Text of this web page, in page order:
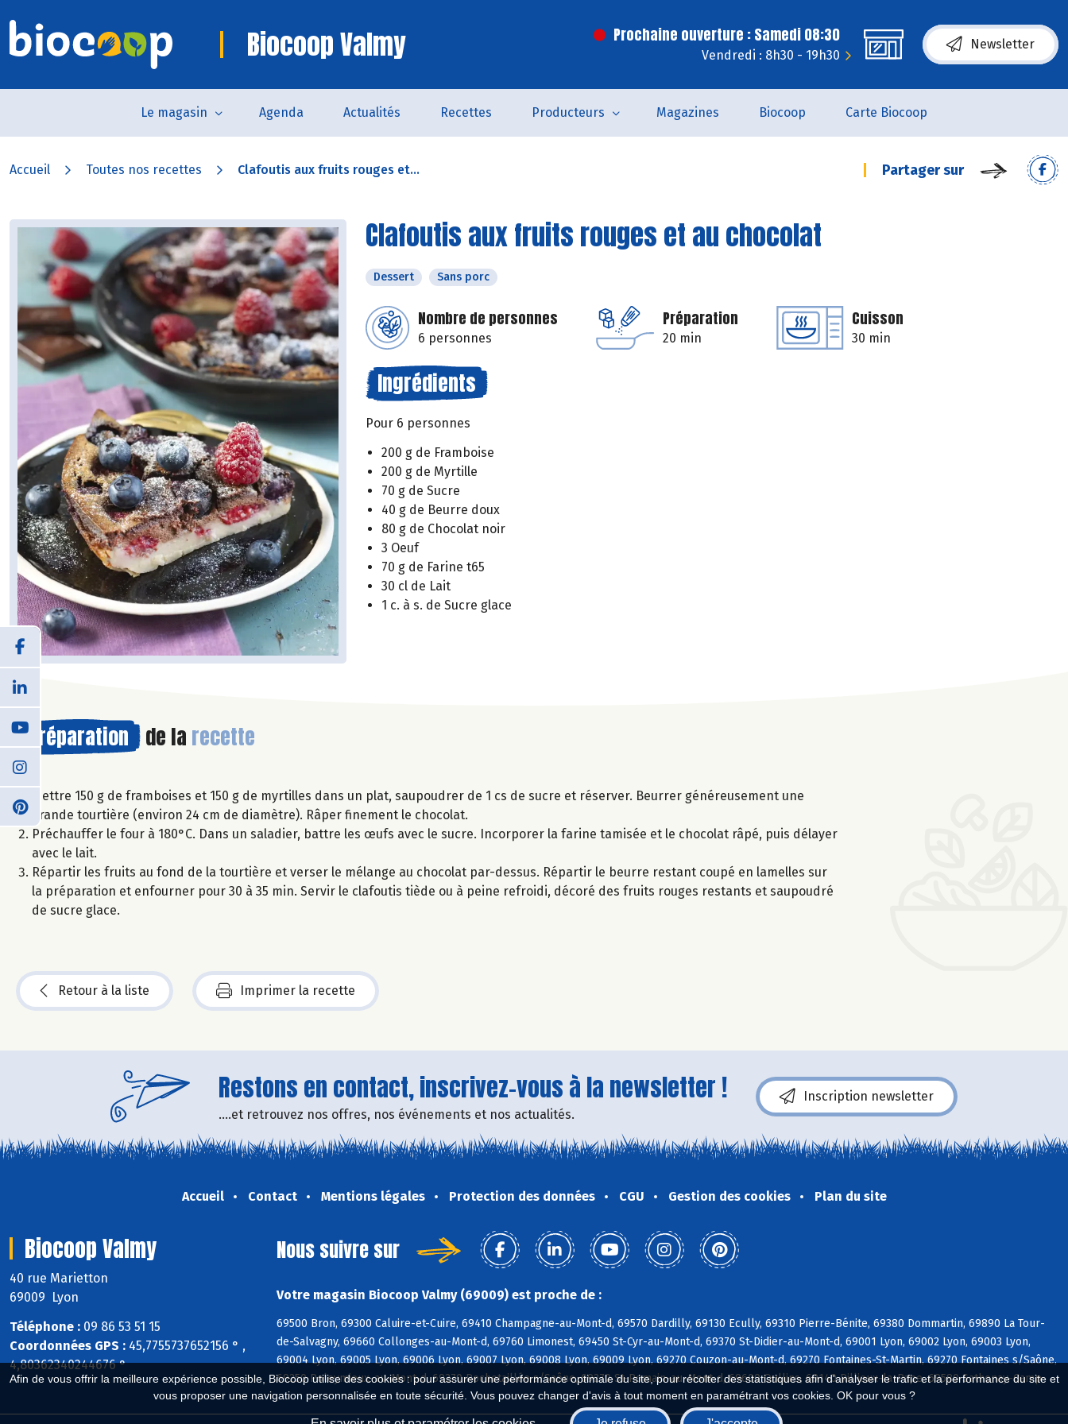
Afin de vous offrir la meilleure expérience possible, Biocoop utilise des cookies : pour assurer une performance optimale du site, pour récolter des statistiques afin d'analyser le trafic et la performance du site et
vous proposer une navigation personnalisée en toute sécurité. Vous pouvez changer d'avis à tout moment en paramétrant vos cookies. OK pour vous ?
Biocoop Valmy Prochaine ouverture : Samedi 08:30
Vendredi : 8h30 - 19h30
Newsletter
Le magasin Agenda Actualités Recettes Producteurs Magazines Biocoop Carte Biocoop
Accueil Toutes nos recettes Clafoutis aux fruits rouges et... Partager sur
Clafoutis aux fruits rouges et au chocolat
Dessert Sans porc
Nombre de personnes
6 personnes
Préparation
20 min
Cuisson
30 min
Ingrédients
Pour 6 personnes
200 g de Framboise
200 g de Myrtille
70 g de Sucre
40 g de Beurre doux
80 g de Chocolat noir
3 Oeuf
70 g de Farine t65
30 cl de Lait
1 c. à s. de Sucre glace
Préparation de la recette
Mettre 150 g de framboises et 150 g de myrtilles dans un plat, saupoudrer de 1 cs de sucre et réserver. Beurrer généreusement une
grande tourtière (environ 24 cm de diamètre). Râper finement le chocolat.
Préchauffer le four à 180°C. Dans un saladier, battre les œufs avec le sucre. Incorporer la farine tamisée et le chocolat râpé, puis délayer
avec le lait.
Répartir les fruits au fond de la tourtière et verser le mélange au chocolat par-dessus. Répartir le beurre restant coupé en lamelles sur
la préparation et enfourner pour 30 à 35 min. Servir le clafoutis tiède ou à peine refroidi, décoré des fruits rouges restants et saupoudré
de sucre glace.
Retour à la liste Imprimer la recette
Restons en contact, inscrivez-vous à la newsletter !
....et retrouvez nos offres, nos événements et nos actualités.
Inscription newsletter
Accueil Contact Mentions légales Protection des données CGU Gestion des cookies Plan du site
Biocoop Valmy
40 rue Marietton
69009 Lyon
Téléphone : 09 86 53 51 15
Coordonnées GPS : 45,7755737652156 ° ,
4,80362340244676 °
Nous suivre sur
Votre magasin Biocoop Valmy (69009) est proche de :
69500 Bron, 69300 Caluire-et-Cuire, 69410 Champagne-au-Mont-d, 69570 Dardilly, 69130 Ecully, 69310 Pierre-Bénite, 69380 Dommartin, 69890 La Tour-
de-Salvagny, 69660 Collonges-au-Mont-d, 69760 Limonest, 69450 St-Cyr-au-Mont-d, 69370 St-Didier-au-Mont-d, 69001 Lyon, 69002 Lyon, 69003 Lyon,
69004 Lyon, 69005 Lyon, 69006 Lyon, 69007 Lyon, 69008 Lyon, 69009 Lyon, 69270 Couzon-au-Mont-d, 69270 Fontaines-St-Martin, 69270 Fontaines s/Saône,
69250 Poleymieux-au-Mont-d, 69270 Rochetaillée s/Saône, 69270 St-Romain-au-Mont-d, 69600 Oullins, 69140 Rillieux-la-Pape, 69580 Sathonay-Camp